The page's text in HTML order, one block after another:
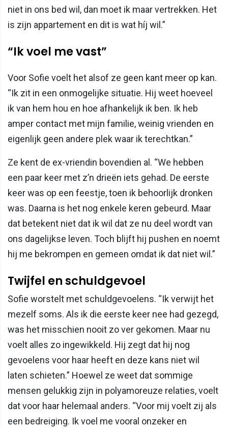
niet in ons bed wil, dan moet ik maar vertrekken. Het
is zijn appartement en dit is wat híj wil.”
“Ik voel me vast”
Voor Sofie voelt het alsof ze geen kant meer op kan.
“Ik zit in een onmogelijke situatie. Hij weet hoeveel
ik van hem hou en hoe afhankelijk ik ben. Ik heb
amper contact met mijn familie, weinig vrienden en
eigenlijk geen andere plek waar ik terechtkan.”
Ze kent de ex-vriendin bovendien al. “We hebben
een paar keer met z’n drieën iets gehad. De eerste
keer was op een feestje, toen ik behoorlijk dronken
was. Daarna is het nog enkele keren gebeurd. Maar
dat betekent niet dat ik wil dat ze nu deel wordt van
ons dagelijkse leven. Toch blijft hij pushen en noemt
hij me bekrompen en gemeen omdat ik dat niet wil.”
Twijfel en schuldgevoel
Sofie worstelt met schuldgevoelens. “Ik verwijt het
mezelf soms. Als ik die eerste keer nee had gezegd,
was het misschien nooit zo ver gekomen. Maar nu
voelt alles zo ingewikkeld. Hij zegt dat hij nog
gevoelens voor haar heeft en deze kans niet wil
laten schieten.” Hoewel ze weet dat sommige
mensen gelukkig zijn in polyamoreuze relaties, voelt
dat voor haar helemaal anders. “Voor mij voelt zij als
een bedreiging. Ik voel me vooral onzeker en